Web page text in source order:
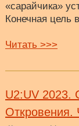
«сарайчика»
Конечная цель
Читать >>>
U2:UV 2023.
Откровения.